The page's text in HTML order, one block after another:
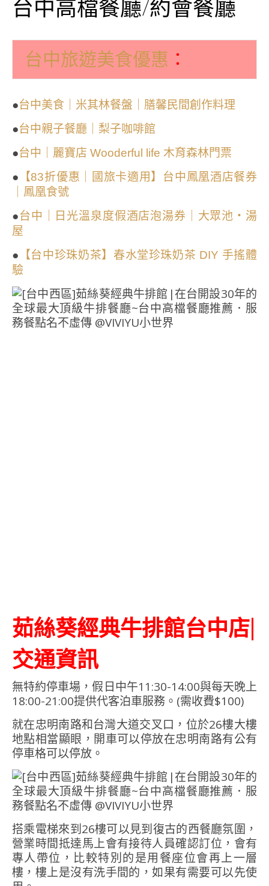
台中高檔餐廳/約會餐廳
台中旅遊美食優惠 ：
●台中美食｜米其林餐盤｜膳馨民間創作料理
●台中親子餐廳｜梨子咖啡館
●台中｜麗寶店 Wooderful life 木育森林門票
● 【83折優惠｜國旅卡適用】台中鳳凰酒店餐券
｜鳳凰食號
●台中｜日光溫泉度假酒店泡湯券｜大眾池・湯
屋
● 【台中珍珠奶茶】春水堂珍珠奶茶 DIY 手搖體
驗
茹絲葵經典牛排館台中店|
交通資訊
無特約停車場，假日中午11:30-14:00與每天晚上
18:00-21:00提供代客泊車服務。(需收費$100)
就在忠明南路和台灣大道交叉口，位於26樓大樓
地點相當顯眼，開車可以停放在忠明南路有公有
停車格可以停放。
搭乘電梯來到26樓可以見到復古的西餐廳氛圍，
營業時間抵達馬上會有接待人員確認訂位，會有
專人帶位，比較特別的是用餐座位會再上一層
樓，樓上是沒有洗手間的，如果有需要可以先使